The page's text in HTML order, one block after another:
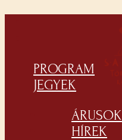
PROGRAM
JEGYEK
ÁRUSOK
HÍREK